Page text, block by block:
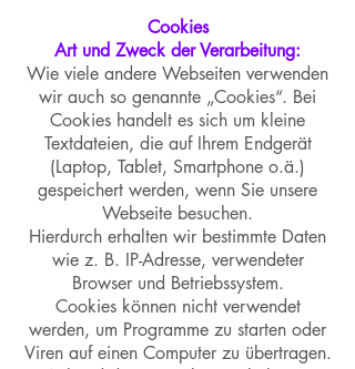
Cookies
Art und Zweck der Verarbeitung:
Wie viele andere Webseiten verwenden
wir auch so genannte „Cookies“. Bei
Cookies handelt es sich um kleine
Textdateien, die auf Ihrem Endgerät
(Laptop, Tablet, Smartphone o.ä.)
gespeichert werden, wenn Sie unsere
Webseite besuchen.
Hierdurch erhalten wir bestimmte Daten
wie z. B. IP-Adresse, verwendeter
Browser und Betriebssystem.
Cookies können nicht verwendet
werden, um Programme zu starten oder
Viren auf einen Computer zu übertragen.